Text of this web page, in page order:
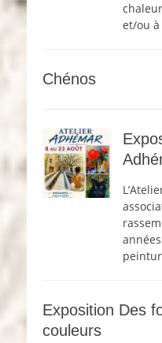
et/ou
Chénos
Exposition Des
couleurs